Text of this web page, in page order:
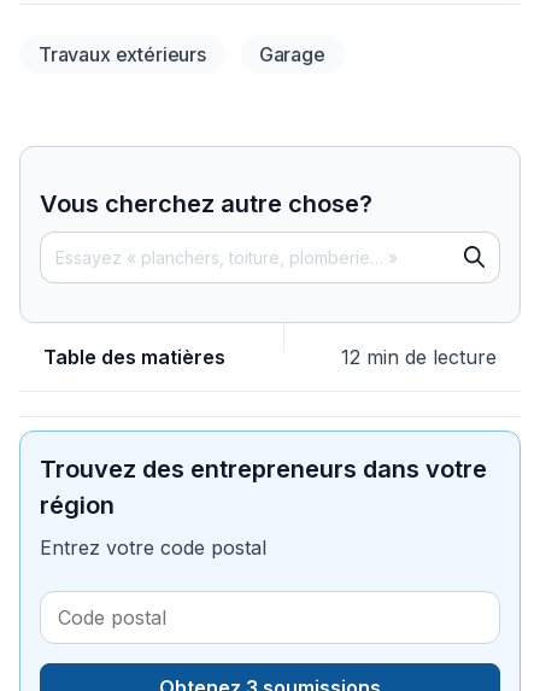
Travaux extérieurs Garage
Vous cherchez autre chose?
Table des matières 12 min de lecture
Trouvez des entrepreneurs dans votre
région
Entrez votre code postal